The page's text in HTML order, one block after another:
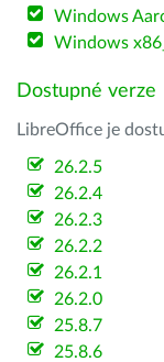
Windows
Windows
Dostupné verze
LibreOffice je
26.2.5
26.2.4
26.2.3
26.2.2
26.2.1
26.2.0
25.8.7
25.8.6